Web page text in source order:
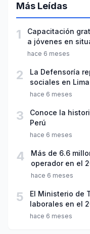
Más Leídas
1
Capacitación
a jóvenes en
hace 6 meses
2
La Defensoría
sociales en
hace 6 meses
3
Conoce la
Perú
hace 6 meses
4
Más de 6.6
operador en el
seis años
hace 6 meses
5
El Ministerio de
laborales en el
hace 6 meses